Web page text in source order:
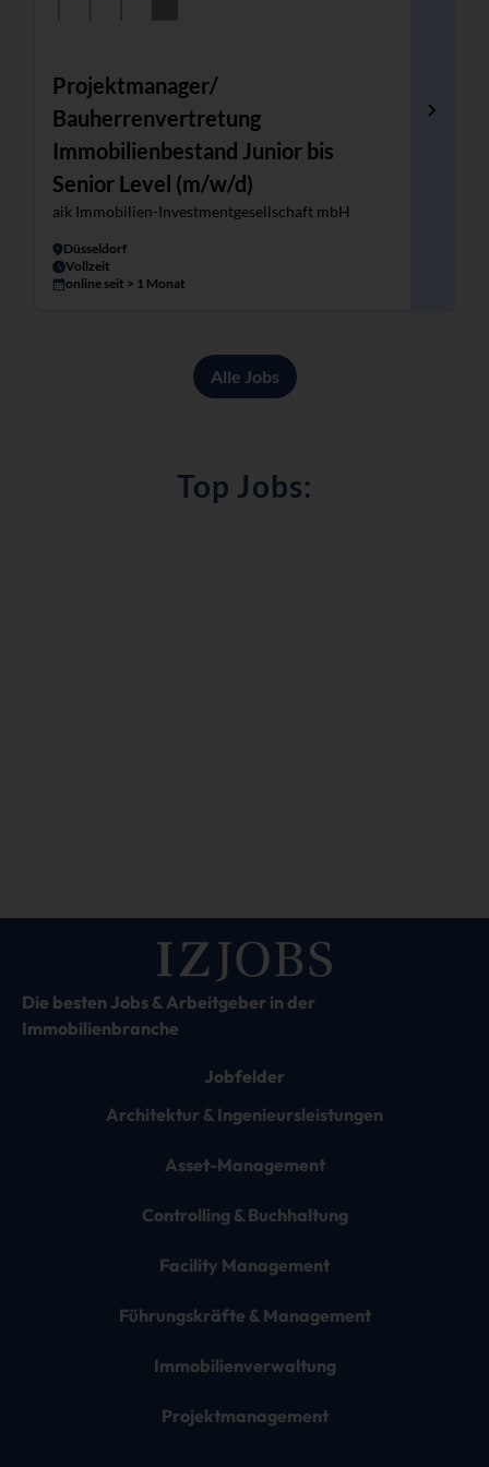
Projektmanager/
Bauherrenvertretung
Immobilienbestand Junior bis
Senior Level (m/w/d)
aik Immobilien-Investmentgesellschaft mbH
Düsseldorf
Vollzeit
online seit > 1 Monat
Alle Jobs
Top Jobs:
Die besten Jobs & Arbeitgeber in der
Immobilienbranche
Jobfelder
Architektur & Ingenieursleistungen
Asset-Management
Controlling & Buchhaltung
Facility Management
Führungskräfte & Management
Immobilienverwaltung
Projektmanagement